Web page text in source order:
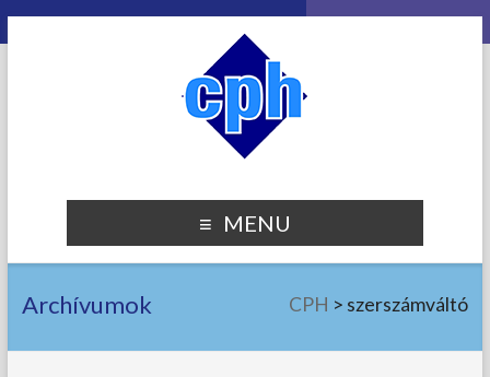
MENU
Archívumok CPH > szerszámváltó